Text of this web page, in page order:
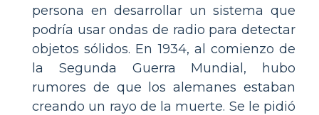
persona en desarrollar un sistema que
podría usar ondas de radio para detectar
objetos sólidos. En 1934, al comienzo de
la Segunda Guerra Mundial, hubo
rumores de que los alemanes estaban
creando un rayo de la muerte. Se le pidió